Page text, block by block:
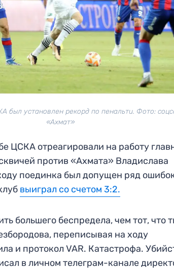
был установлен рекорд по пенальти. Фото:
«Ахмат»
ЦСКА отреагировали на работу
против «Ахмата» Владислава
поединка был допущен ряд
выиграл со счетом 3:2.
большего беспредела, чем тот, что
переписывая на ходу
и протокол VAR. Катастрофа.
в личном телеграм-канале